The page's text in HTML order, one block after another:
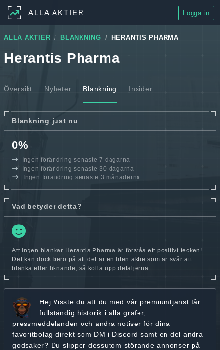
ALLA AKTIER Logga in
ALLA AKTIER BLANKNING HERANTIS PHARMA
Herantis Pharma
Översikt Nyheter Blankning Insider
Blankning just nu
0%
Ingen förändring senaste 7 dagarna
Ingen förändring senaste 30 dagarna
Ingen förändring senaste 3 månaderna
Vad betyder detta?
Att ingen blankar Herantis Pharma är förstås ett positivt tecken!
Det kan dock bero på att det är en liten aktie som är svår att
blanka eller liknande, så kolla upp detaljerna.
Hej Visste du att du med vår premiumtjänst får
fullständig historik i alla grafer,
pressmeddelanden och andra notiser för dina
favoritbolag direkt som DM i Discord samt en del andra
godsaker? Du slipper dessutom störande annonser på